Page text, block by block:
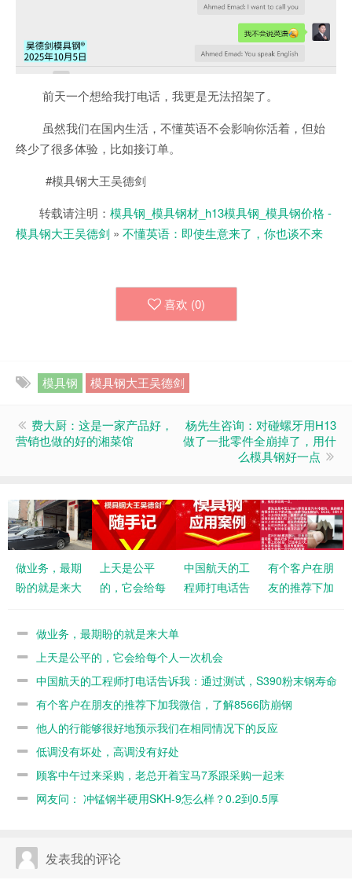
前天一个想给我打电话，我更是无法招架了。
虽然我们在国内生活，不懂英语不会影响你活着，但始
终少了很多体验，比如接订单。
#模具钢大王吴德剑
转载请注明： 模具钢_模具钢材_h13模具钢_模具钢价格 -
模具钢大王吴德剑 » 不懂英语：即使生意来了，你也谈不来
喜欢 (0)
模具钢 模具钢大王吴德剑
费大厨：这是一家产品好，
营销也做的好的湘菜馆
杨先生咨询：对碰螺牙用H13
做了一批零件全崩掉了，用什
么模具钢好一点
做业务，最期
盼的就是来大
上天是公平
的，它会给每
中国航天的工
程师打电话告
8566
有个客户在朋
友的推荐下加
做业务，最期盼的就是来大单
上天是公平的，它会给每个人一次机会
中国航天的工程师打电话告诉我：通过测试，S390粉末钢寿命
不如8566
有个客户在朋友的推荐下加我微信，了解8566防崩钢
他人的行能够很好地预示我们在相同情况下的反应
低调没有坏处，高调没有好处
顾客中午过来采购，老总开着宝马7系跟采购一起来
网友问： 冲锰钢半硬用SKH-9怎么样？0.2到0.5厚
发表我的评论